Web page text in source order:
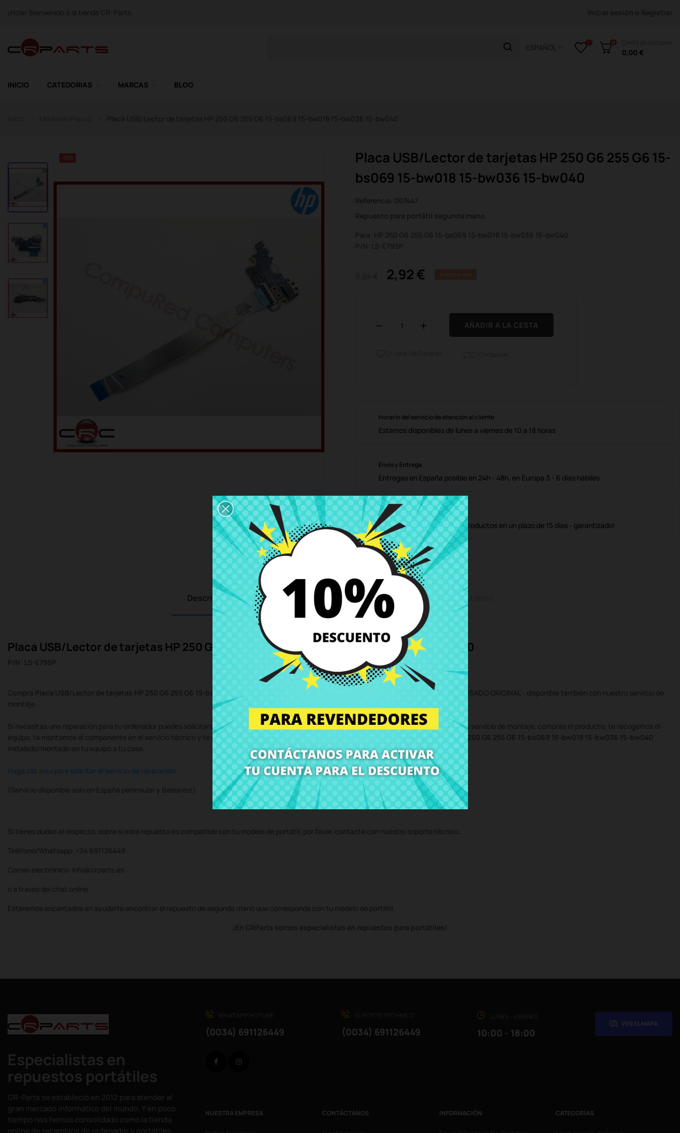
ESPAÑOL
0
0,00 €
INICIO CATEGORIAS MARCAS BLOG
-10%
Placa USB/Lector de tarjetas HP 250 G6 255 G6 15-
bs069 15-bw018 15-bw036 15-bw040
Referencia: 007447
Repuesto para portátil segunda mano
Para: HP 250 G6 255 G6 15-bs069 15-bw018 15-bw036 15-bw040
P/N: LS-E795P
2,92 €
AÑADIR A LA CESTA
Horario del servicio de atención al cliente
Estamos disponibles de lunes a viernes de 10 a 18 horas
Envío y Entrega
Entregas en España posible en 24h - 48h, en Europa 3 - 6 días hábiles
Política de Devolución
Puedes devolver todos los productos en un plazo de 15 días - garantizado!
Descripción Detalles del producto Grados Comentarios
Placa USB/Lector de tarjetas HP 250 G6 255 G6 15-bs069 15-bw018 15-bw036 15-bw040
P/N: LS-E795P
Compra Placa USB/Lector de tarjetas HP 250 G6 255 G6 15-bs069 15-bw018 15-bw036 15-bw040
al mejor precio en CRParts - PRODUCTO USADO ORIGINAL - disponible también con nuestro servicio de
montaje.
Si necesitas una reparación para tu ordenador puedes solicitarla al servicio técnico y te enviaremos un presupuesto de reparación. Con nuestro servicio de montaje, compras el producto, te recogemos el
equipo, te montamos el componente en el servicio técnico y te devolvemos el ordenador con el componente
Placa USB/Lector de tarjetas HP 250 G6 255 G6 15-bs069 15-bw018 15-bw036 15-bw040
instalado/montado en tu equipo a tu casa.
Haga clic aquí para solicitar el servicio de reparación
(Servicio disponible solo en España peninsular y Baleares!)
Si tienes dudas al respecto, sobre si este repuesto es compatible con tu modelo de portátil, por favor, contacte con nuestro soporte técnico.
Teléfono/Whatsapp: +34 691126449
Correo electrónico: info@crparts.es
o a traves del chat online.
Estaremos encantados en ayudarte encontrar el repuesto de segunda mano que corresponda con tu modelo de portátil.
¡En CRParts somos especialistas en repuestos para portátiles!
Especialistas en
repuestos portátiles
CR-Parts se estableció en 2012 para atender al
gran mercado informático del mundo. Y en poco
tiempo nos hemos consolidado como la tienda
online de recambios de ordenador y portátiles
(0034) 691126449 (0034) 691126449 10:00 - 18:00
VER EL MAPA
Facebook
NUESTRA EMPRESA CONTÁCTANOS INFORMACIÓN CATEGORÍAS